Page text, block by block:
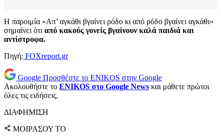
Η παροιμία «Απ’ αγκάθι βγαίνει ρόδο κι από ρόδο βγαίνει αγκάθι»
σημαίνει ότι από κακούς γονείς βγαίνουν καλά παιδιά και
αντίστροφα.
Πηγή: FOXreport.gr
Google Προσθέστε το ENIKOS στην Google
Ακολουθήστε το ENIKOS στο Google News και μάθετε πρώτοι
όλες τις ειδήσεις.
ΔΙΑΦΗΜΙΣΗ
ΜΟΙΡΑΣΟΥ ΤΟ